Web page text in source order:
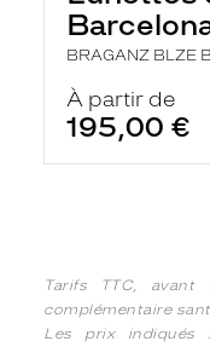
BRAGANZ BLZE
À partir de
195,00 €
Tarifs TTC, avant
complémentaire
Les prix